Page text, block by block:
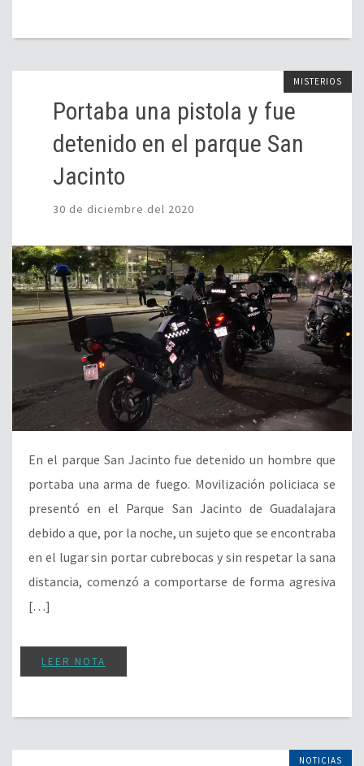
MISTERIOS
Portaba una pistola y fue
detenido en el parque San
Jacinto
30 de diciembre del 2020
En el parque San Jacinto fue detenido un hombre que
portaba una arma de fuego. Movilización policiaca se
presentó en el Parque San Jacinto de Guadalajara
debido a que, por la noche, un sujeto que se encontraba
en el lugar sin portar cubrebocas y sin respetar la sana
distancia, comenzó a comportarse de forma agresiva
[…]
LEER NOTA
NOTICIAS